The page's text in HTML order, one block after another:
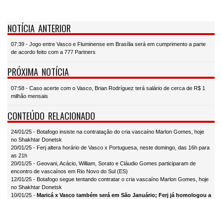
NOTÍCIA ANTERIOR
07:39 - Jogo entre Vasco e Fluminense em Brasília será em cumprimento a parte
de acordo feito com a 777 Partners
PRÓXIMA NOTÍCIA
07:58 - Caso acerte com o Vasco, Brian Rodríguez terá salário de cerca de R$ 1
milhão mensais
CONTEÚDO RELACIONADO
24/01/25 - Botafogo insiste na contratação do cria vascaíno Marlon Gomes, hoje
no Shakhtar Donetsk
20/01/25 - Ferj altera horário de Vasco x Portuguesa, neste domingo, das 16h para
as 21h
20/01/25 - Geovani, Acácio, William, Sorato e Cláudio Gomes participaram de
encontro de vascaínos em Rio Novo do Sul (ES)
12/01/25 - Botafogo segue tentando contratar o cria vascaíno Marlon Gomes, hoje
no Shakhtar Donetsk
10/01/25 - Maricá x Vasco também será em São Januário; Ferj já homologou a